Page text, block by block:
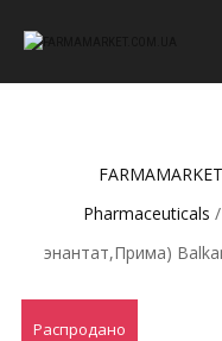
FARMAMARKET
Pharmaceuticals
энантат,Прима)
Распродано